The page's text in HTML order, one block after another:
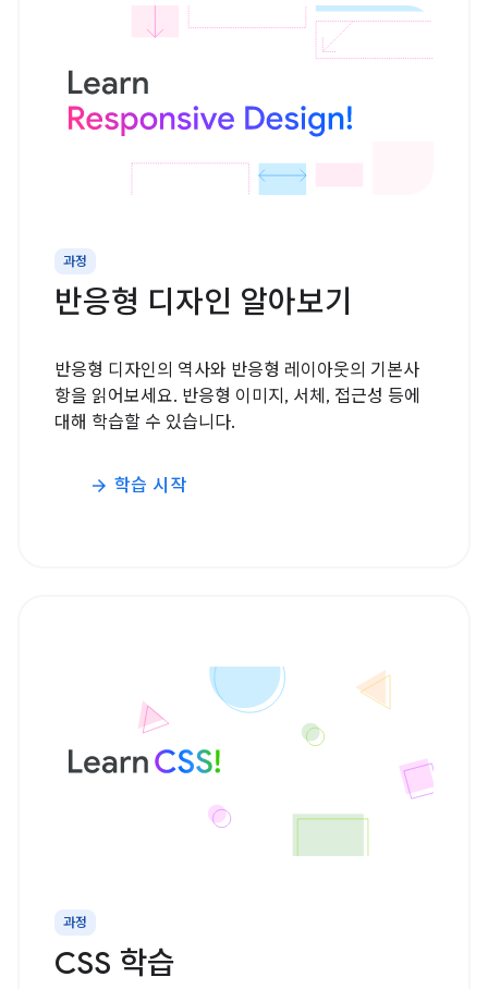
과정
반응형 디자인 알아보기
반응형 디자인의 역사와 반응형 레이아웃의 기본사
항을 읽어보세요. 반응형 이미지, 서체, 접근성 등에
대해 학습할 수 있습니다.
arrow_forward 학습 시작
과정
CSS 학습